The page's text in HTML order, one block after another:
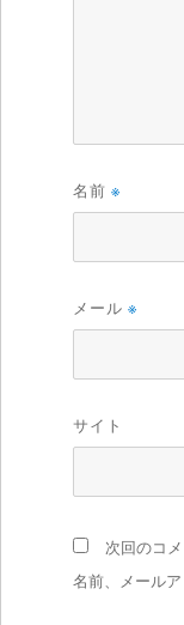
名前 ※
メール ※
サイト
次回のコ
名前、メールア